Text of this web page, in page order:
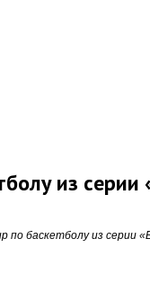
из
по баскетболу из серии